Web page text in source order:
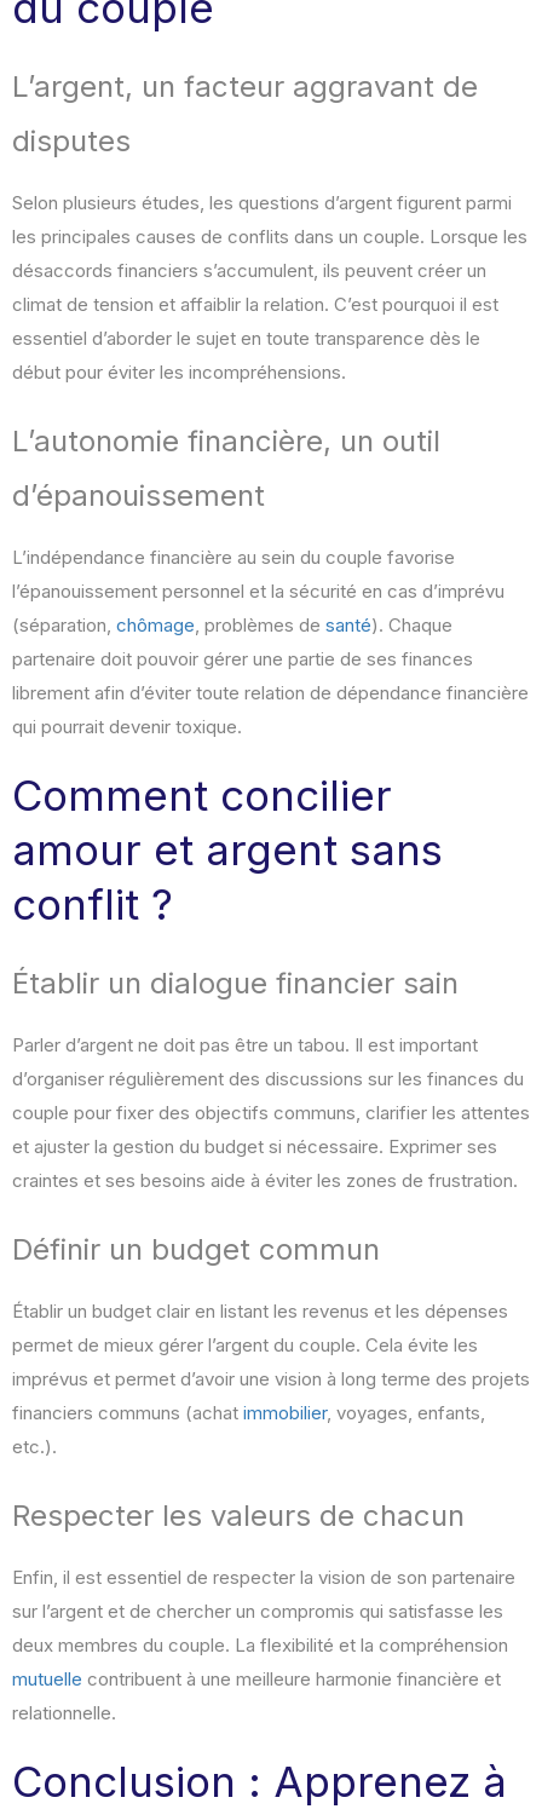
L’argent, un facteur aggravant de
disputes
Selon plusieurs études, les questions d’argent figurent parmi
les principales causes de conflits dans un couple. Lorsque les
désaccords financiers s’accumulent, ils peuvent créer un
climat de tension et affaiblir la relation. C’est pourquoi il est
essentiel d’aborder le sujet en toute transparence dès le
début pour éviter les incompréhensions.
L’autonomie financière, un outil
d’épanouissement
L’indépendance financière au sein du couple favorise
l’épanouissement personnel et la sécurité en cas d’imprévu
(séparation, chômage, problèmes de santé). Chaque
partenaire doit pouvoir gérer une partie de ses finances
librement afin d’éviter toute relation de dépendance financière
qui pourrait devenir toxique.
Comment concilier
amour et argent sans
conflit ?
Établir un dialogue financier sain
Parler d’argent ne doit pas être un tabou. Il est important
d’organiser régulièrement des discussions sur les finances du
couple pour fixer des objectifs communs, clarifier les attentes
et ajuster la gestion du budget si nécessaire. Exprimer ses
craintes et ses besoins aide à éviter les zones de frustration.
Définir un budget commun
Établir un budget clair en listant les revenus et les dépenses
permet de mieux gérer l’argent du couple. Cela évite les
imprévus et permet d’avoir une vision à long terme des projets
financiers communs (achat immobilier, voyages, enfants,
etc.).
Respecter les valeurs de chacun
Enfin, il est essentiel de respecter la vision de son partenaire
sur l’argent et de chercher un compromis qui satisfasse les
deux membres du couple. La flexibilité et la compréhension
mutuelle contribuent à une meilleure harmonie financière et
relationnelle.
Conclusion : Apprenez à